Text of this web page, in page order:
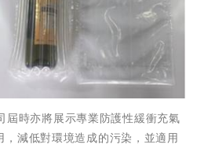
屆時亦將展示專業防護性緩衝充氣
，減低對環境造成的污染，並適用